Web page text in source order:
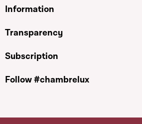
Information
Transparency
Subscription
Follow #chambrelux